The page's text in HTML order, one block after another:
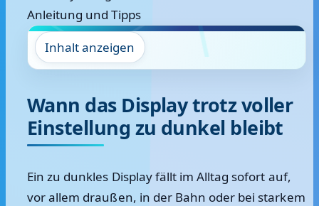
Inhalt anzeigen
Wann das Display trotz voller
Einstellung zu dunkel bleibt
Ein zu dunkles Display fällt im Alltag sofort auf,
vor allem draußen, in der Bahn oder bei starkem